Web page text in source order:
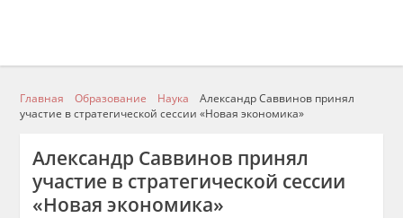
Главная Образование Наука
Александр Саввинов принял
участие в стратегической сессии «Новая экономика»
Александр Саввинов принял
участие в стратегической сессии
«Новая экономика»